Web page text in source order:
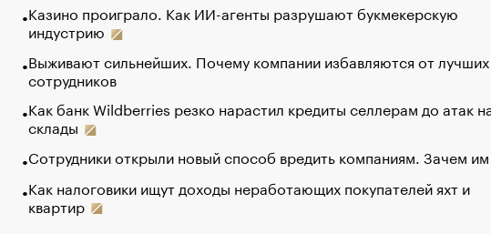
Казино проиграло. Как ИИ-агенты разрушают букмекерскую
индустрию
Выживают сильнейших. Почему компании избавляются от лучших
сотрудников
Как банк Wildberries резко нарастил кредиты селлерам до атак
склады
Сотрудники открыли новый способ вредить компаниям. Зачем
Как налоговики ищут доходы неработающих покупателей яхт и
квартир